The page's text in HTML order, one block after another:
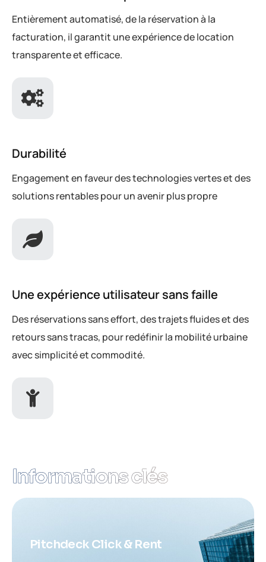
Entièrement automatisé, de la réservation à la
facturation, il garantit une expérience de location
transparente et efficace.
Durabilité
Engagement en faveur des technologies vertes et des
solutions rentables pour un avenir plus propre
Une expérience utilisateur sans faille
Des réservations sans effort, des trajets fluides et des
retours sans tracas, pour redéfinir la mobilité urbaine
avec simplicité et commodité.
Informations clés
Pitchdeck Click & Rent